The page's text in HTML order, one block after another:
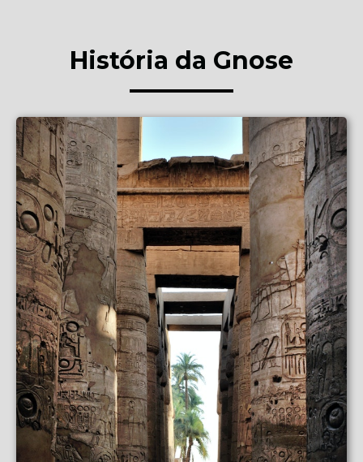
História da Gnose